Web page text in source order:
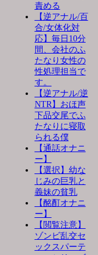
責める
【逆アナル/百
合/女体化対
応】毎日10分
間、会社のふ
たなり女性の
性処理担当で
す。
【逆アナル/逆
NTR】おほ声
下品交尾でふ
たなりに寝取
られる僕
【通話オナニ
ー】
【選択】幼な
じみの巨乳と
義妹の貧乳
【酩酊オナニ
ー】
【閲覧注意】
ゾンビ乱交セ
ックスパーテ